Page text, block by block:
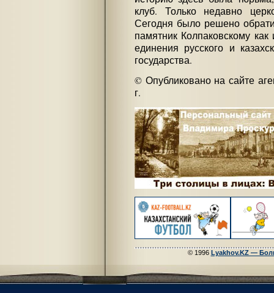
клуб. Только недавно
Сегодня было решено
памятник Колпаковскому
единения русского и
государства.
© Опубликовано на сайте
г.
© 1996 Lyakhov.KZ —